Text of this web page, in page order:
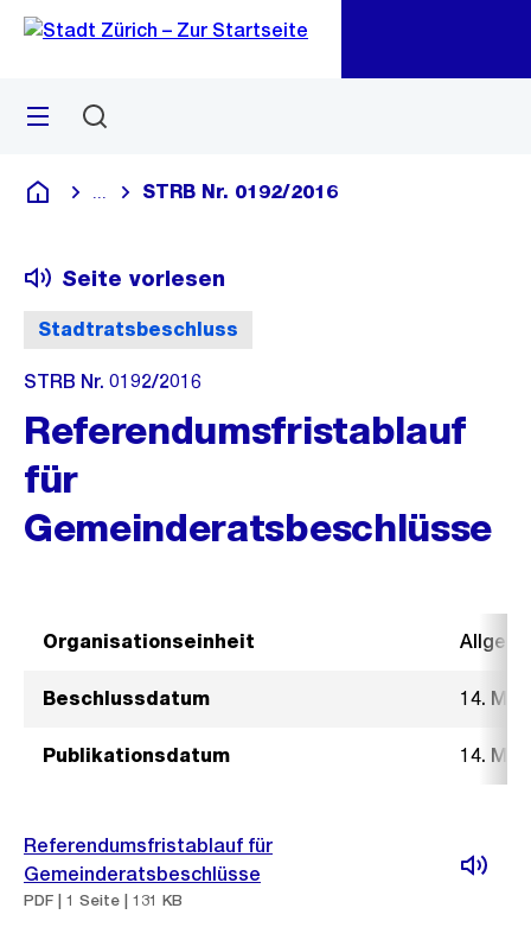
Navigation
Sprunglink
Menü
Deutsch
Blende alle Breadcrumbs ein
STRB Nr. 0192/2016
Stadtratsbeschluss
Seite vorlesen
STRB Nr. 0192/2016
Referendumsfristablauf
für
Gemeinderatsbeschlüsse
Organisationseinheit
Beschlussdatum 14.
Publikationsdatum 14.
Referendumsfristablauf für
Gemeinderatsbeschlüsse
PDF | 1 Seite | 131 KB